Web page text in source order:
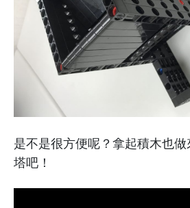
是不是很方便呢？拿起積木也
塔吧！